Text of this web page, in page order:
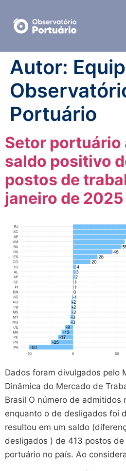
Autor:
Portuário
Setor portuário
saldo positivo
postos de
janeiro de 2025
Dados foram divulgados pelo
Dinâmica do Mercado de
Brasil O número de admitidos
enquanto o de desligados foi
resultou em um saldo
desligados ) de 413 postos
portuário no país. Ao